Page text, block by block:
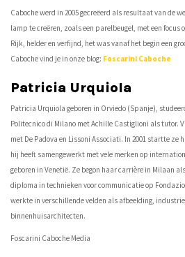
Caboche werd in 2005 gecreëerd als resultaat van de
lamp te creëren, zoals een parelbeugel, met een
Rijk, helder en verfijnd, het was vanaf het begin een
Caboche vind je in onze blog: Foscarini Caboche
Patricia Urquiola
Patricia Urquiola geboren in Orviedo (Spanje),
Politecnico di Milano met Achille Castiglioni als tutor.
met De Padova en Lissoni Associati. In 2001 startte
hij heeft samengewerkt met vele merken op
geboren in Venetië. Ze begon haar carrière in Milaan
diploma in technieken voor communicatie op
werkte in verschillende velden als afbeelding,
binnenhuisarchitecten.
Foscarini Caboche Media